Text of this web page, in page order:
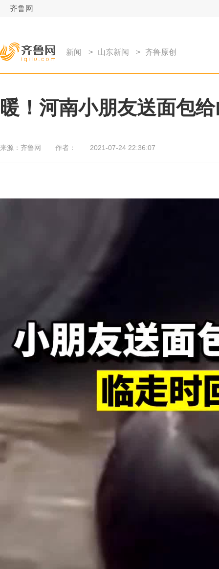
齐鲁网
新闻 > 山东新闻 > 齐鲁原创
暖！河南小朋友送面包
来源： 齐鲁网 作者： 2021-07-24 22:36:07